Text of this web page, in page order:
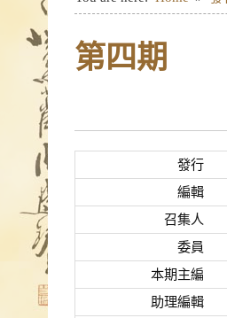
第四期
發行
編輯
召集人
委員
本期主編
助理編輯